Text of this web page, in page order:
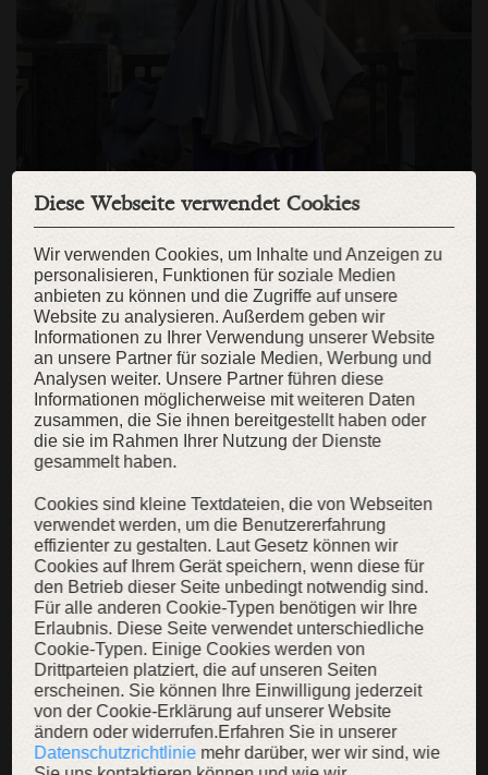
Eleganz, Schick und Stil sind als Stiche des zarten Iris-Bildes
verflochten. Eine subtile Eleganz und reine Schönheit.
Wir haben dazu auch eine bescheidene Version ohne
Handstickerei auf dem Rücken, aber es erbt alle anderen
erstaunlichen Details, wie mit Wolle bedeckte Knöpfe und
handgemachte Wollschlaufen, die einer Husarenuniform ähneln.
Diese Webseite verwendet Cookies
Wir verwenden Cookies, um Inhalte und Anzeigen zu
personalisieren, Funktionen für soziale Medien
anbieten zu können und die Zugriffe auf unsere
Website zu analysieren. Außerdem geben wir
Informationen zu Ihrer Verwendung unserer Website
an unsere Partner für soziale Medien, Werbung und
Analysen weiter. Unsere Partner führen diese
Informationen möglicherweise mit weiteren Daten
zusammen, die Sie ihnen bereitgestellt haben oder
die sie im Rahmen Ihrer Nutzung der Dienste
gesammelt haben.
Cookies sind kleine Textdateien, die von Webseiten
verwendet werden, um die Benutzererfahrung
effizienter zu gestalten. Laut Gesetz können wir
Cookies auf Ihrem Gerät speichern, wenn diese für
den Betrieb dieser Seite unbedingt notwendig sind.
Für alle anderen Cookie-Typen benötigen wir Ihre
Erlaubnis. Diese Seite verwendet unterschiedliche
Cookie-Typen. Einige Cookies werden von
Drittparteien platziert, die auf unseren Seiten
erscheinen. Sie können Ihre Einwilligung jederzeit
von der Cookie-Erklärung auf unserer Website
ändern oder widerrufen.Erfahren Sie in unserer
Datenschutzrichtlinie mehr darüber, wer wir sind, wie